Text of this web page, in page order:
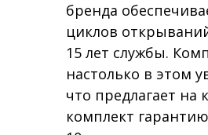
бренда
циклов
15 лет службы.
настолько в этом
что предлагает на
комплект